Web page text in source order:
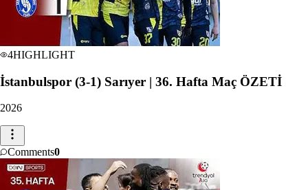
4HIGHLIGHT
İstanbulspor (3-1) Sarıyer | 36. Hafta Maç ÖZETİ
2026
Comments0